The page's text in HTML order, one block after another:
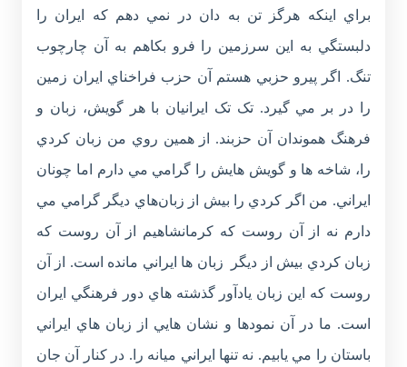
براي اينکه هرگز تن به دان در نمي دهم که ايران را
دلبستگي به اين سرزمين را فرو بکاهم به آن چارچوب
تنگ. اگر پيرو حزبي هستم آن حزب فراخناي ايران زمين
را در بر مي گيرد. تک تک ايرانيان با هر گويش، زبان و
فرهنگ هموندان آن حزبند. از همين روي من زبان کردي
را، شاخه ها و گويش هايش را گرامي مي دارم اما چونان
ايراني. من اگر کردي را بيش از زبان‌هاي ديگر گرامي مي
دارم نه از آن روست که کرمانشاهيم از آن روست که
زبان کردي بيش از ديگر زبان ها ايراني مانده است. از آن
روست که اين زبان يادآور گذشته هاي دور فرهنگي ايران
است. ما در آن نمودها و نشان هايي از زبان هاي ايراني
باستان را مي يابيم. نه تنها ايراني ميانه را. در کنار آن جان